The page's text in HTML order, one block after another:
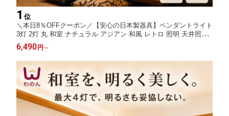
1 位
＼本日8％OFFクーポン／【安心の日本製器具】ペンダントライト
3灯 2灯 丸 和室 ナチュラル アジアン 和風 レトロ 照明 天井照明
シーリング アジアンテイスト 4畳半 6畳 8畳 手仕事 和風ペンダン
トライト 和室 led エスニック オリエンタル アバカ 和モダン ナチ
ュロ
6,490円 ～